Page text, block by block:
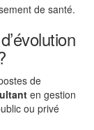
de santé.
de
en gestion
ou privé